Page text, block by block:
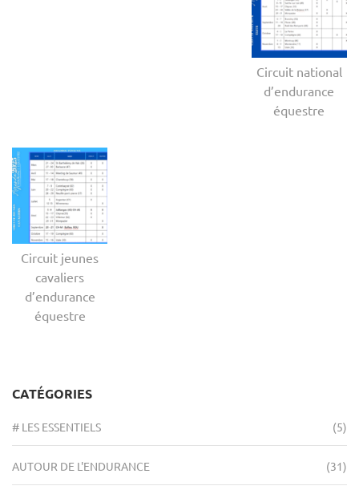
Circuit national
d’endurance
équestre
Circuit jeunes
cavaliers
d’endurance
équestre
CATÉGORIES
# LES ESSENTIELS (5)
AUTOUR DE L'ENDURANCE (31)